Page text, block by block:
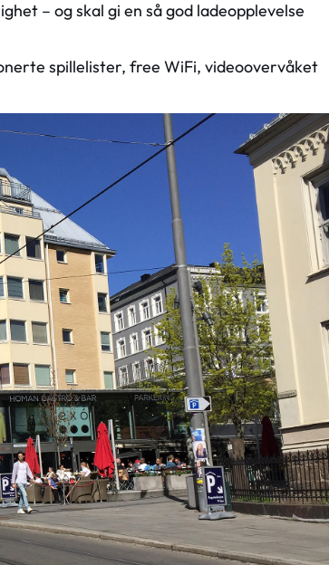
– og skal gi en så god ladeopplevelse
spillelister, free WiFi, videoovervåket